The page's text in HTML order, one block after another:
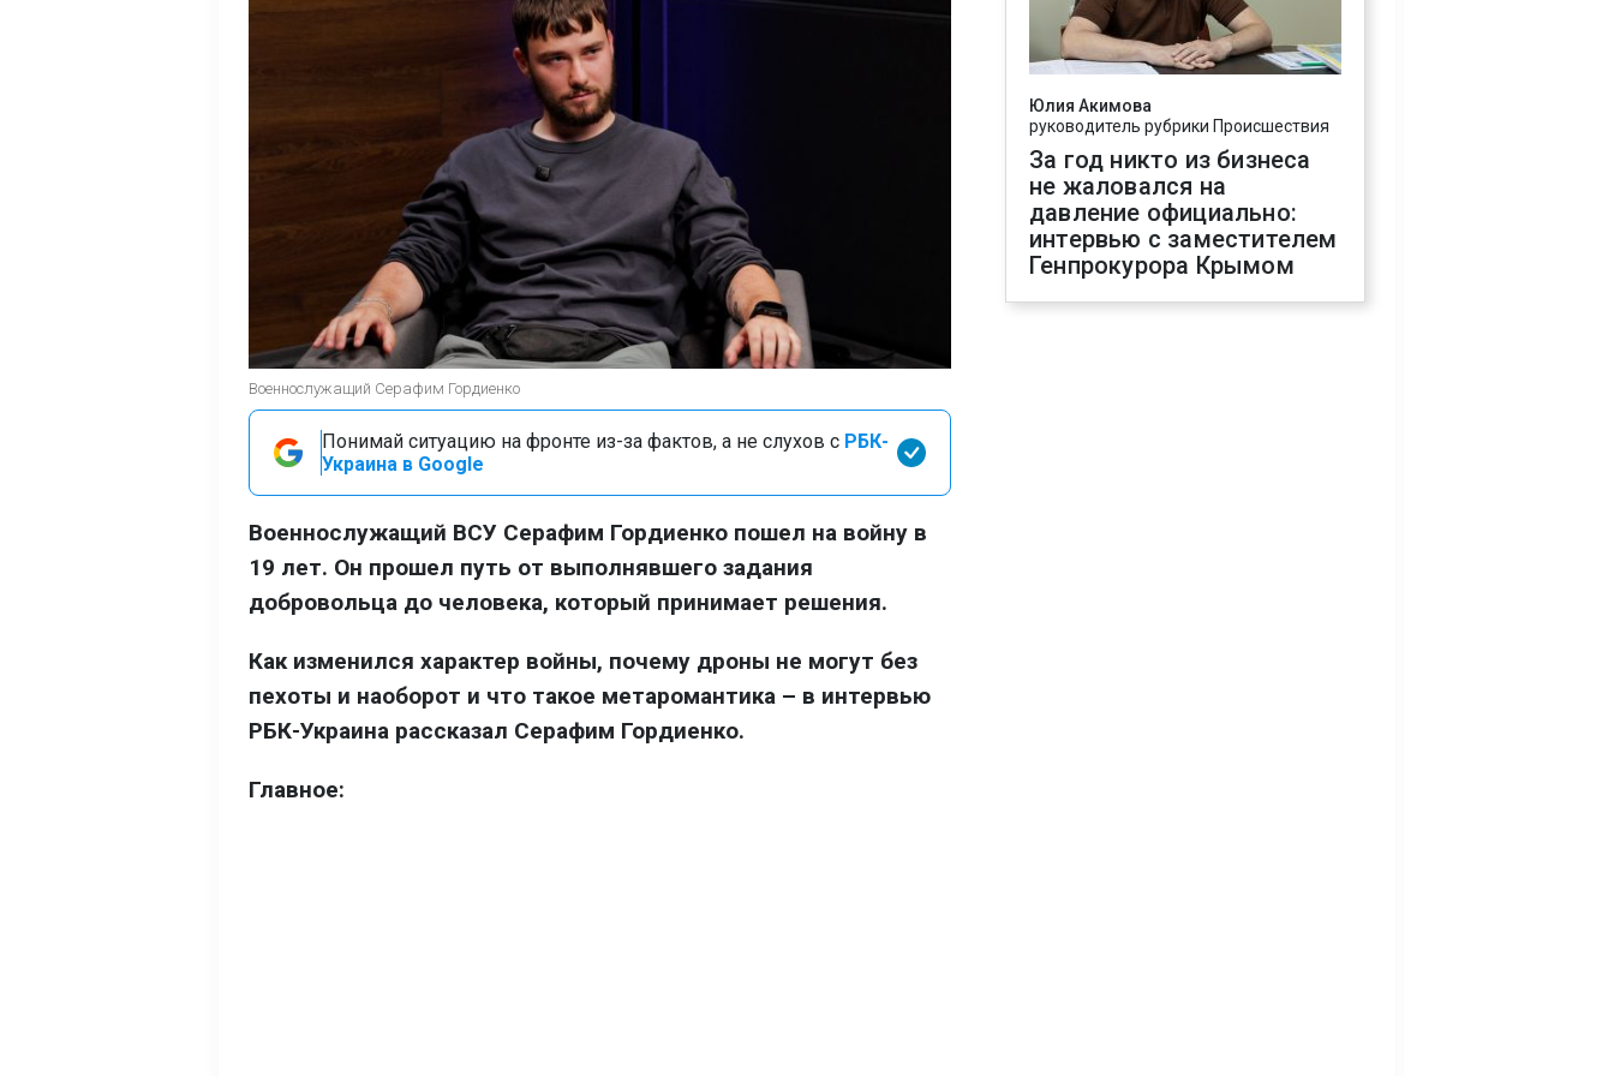
Военнослужащий Серафим Гордиенко
Понимай ситуацию на фронте из-за фактов, а не слухов с РБК-
Украина в Google
Военнослужащий ВСУ Серафим Гордиенко пошел на войну в
19 лет. Он прошел путь от выполнявшего задания
добровольца до человека, который принимает решения.
Как изменился характер войны, почему дроны не могут без
пехоты и наоборот и что такое метаромантика – в интервью
РБК-Украина рассказал Серафим Гордиенко.
Главное:
Юлия Акимова
руководитель рубрики Происшествия
За год никто из бизнеса
не жаловался на
давление официально:
интервью с заместителем
Генпрокурора Крымом